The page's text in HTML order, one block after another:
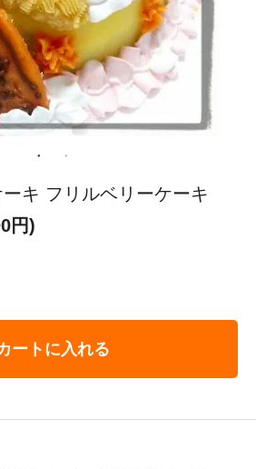
キ フリルベリーケーキ
円)
ートに入れる